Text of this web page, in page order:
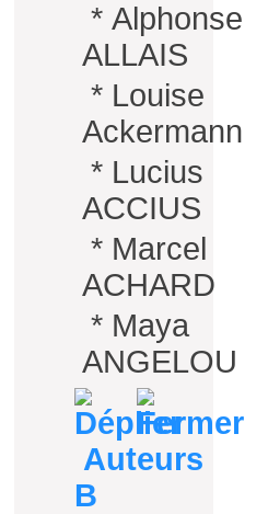
* Alphonse
ALLAIS
* Louise
Ackermann
* Lucius
ACCIUS
* Marcel
ACHARD
* Maya
ANGELOU
Auteurs
B